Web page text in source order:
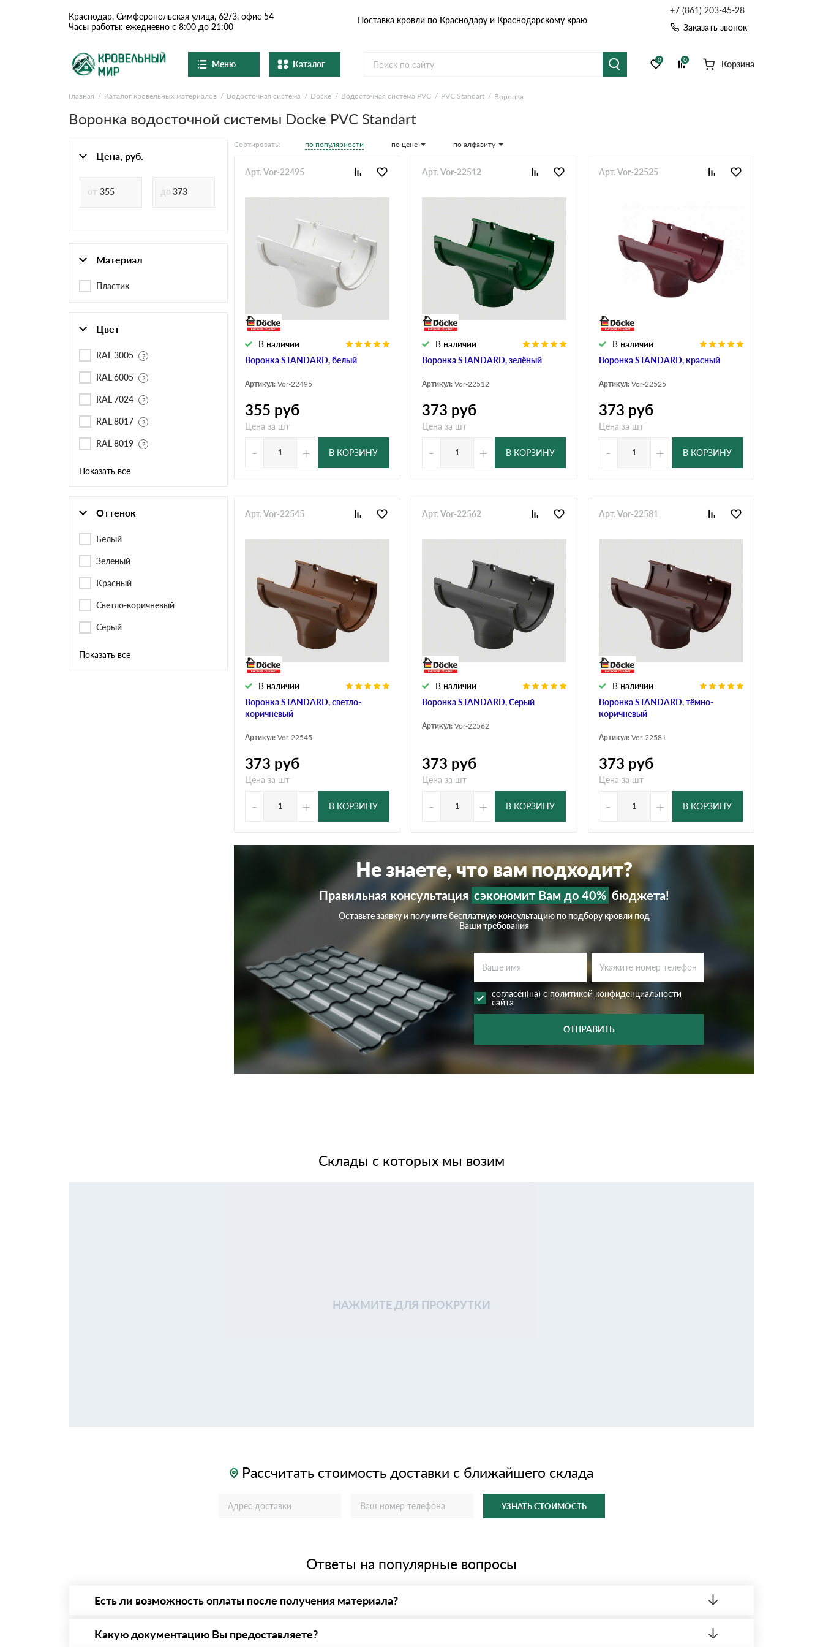
Поставка кровли по Краснодару и Краснодарскому краю
Краснодар, Симферопольская улица, 62/3, офис 54
Часы работы: ежедневно с 8:00 до 21:00
+7 (861) 203-45-28
Заказать звонок
Меню
О компании
Вопросы-ответы
Каталог
Ондулин и шифер Металлочерепица
Сланцевая кровля Профнастил и штакетник Водосточные системы Софиты
Шифер 7-волновой
0 0 Корзина
Главная Каталог кровельных материалов Водосточная система Docke Водосточная система PVC PVC Standart Воронка
Воронка водосточной системы Docke PVC Standart
Цена, руб.
Материал
Пластик
Цвет
RAL 3005
RAL 6005
RAL 7024
RAL 8017
RAL 8019
Показать все
Оттенок
Белый
Зеленый
Красный
Светло-коричневый
Серый
Показать все
Сортировать: по популярности по цене по алфавиту
Воронка STANDARD, белый
В наличии
Арт. Vor-22495
Артикул: Vor-22495
355 руб
Цена за шт
- + В КОРЗИНУ
Воронка STANDARD, зелёный
В наличии
Арт. Vor-22512
Артикул: Vor-22512
373 руб
Цена за шт
- + В КОРЗИНУ
Воронка STANDARD, красный
В наличии
Арт. Vor-22525
Артикул: Vor-22525
373 руб
Цена за шт
- + В КОРЗИНУ
Воронка STANDARD, светло-
коричневый
В наличии
Арт. Vor-22545
Артикул: Vor-22545
373 руб
Цена за шт
- + В КОРЗИНУ
Воронка STANDARD, Серый
В наличии
Арт. Vor-22562
Артикул: Vor-22562
373 руб
Цена за шт
- + В КОРЗИНУ
Воронка STANDARD, тёмно-
коричневый
В наличии
Арт. Vor-22581
Артикул: Vor-22581
373 руб
Цена за шт
- + В КОРЗИНУ
Не знаете, что вам подходит?
Правильная консультация сэкономит Вам до 40% бюджета!
Оставьте заявку и получите бесплатную консультацию по подбору кровли под
Ваши требования
согласен(на) с политикой конфиденциальности
сайта
ОТПРАВИТЬ
Склады с которых мы возим
НАЖМИТЕ ДЛЯ ПРОКРУТКИ
Рассчитать стоимость доставки с ближайшего склада
УЗНАТЬ СТОИМОСТЬ
Ответы на популярные вопросы
Есть ли возможность оплаты после получения материала?
то Вы вправе от него отказаться.
Какую документацию Вы предоставляете?